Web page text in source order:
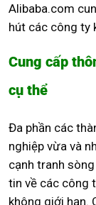
Alibaba.com
hút các công ty
Cung cấp
cụ thể
Đa phần các
nghiệp vừa và
cạnh tranh
tin về các công
không giới hạn.